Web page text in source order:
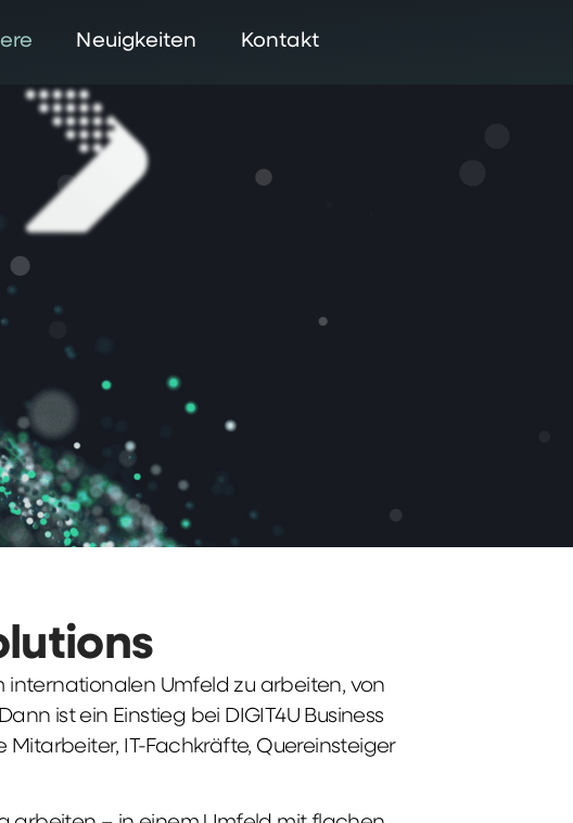
Neuigkeiten Kontakt
internationalen Umfeld zu arbeiten, von
ist ein Einstieg bei DIGIT4U Business
Mitarbeiter, IT-Fachkräfte, Quereinsteiger